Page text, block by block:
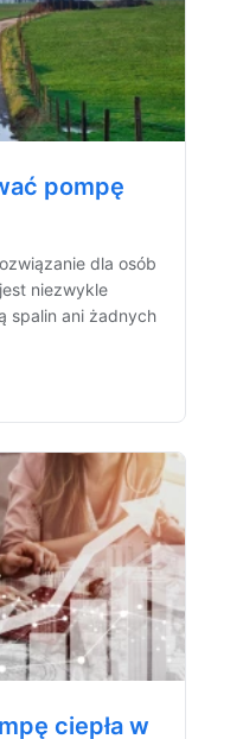
pompę
dla osób
niezwykle
spalin ani żadnych
ciepła w